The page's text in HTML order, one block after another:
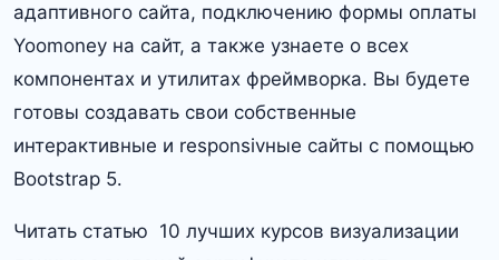
адаптивного сайта, подключению формы оплаты
Yoomoney на сайт, а также узнаете о всех
компонентах и утилитах фреймворка․ Вы будете
готовы создавать свои собственные
интерактивные и responsivные сайты с помощью
Bootstrap 5․
Читать статью 10 лучших курсов визуализации